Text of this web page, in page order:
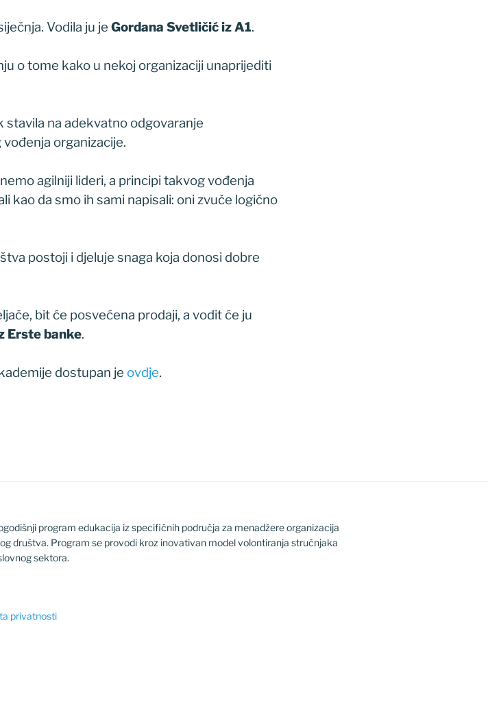
Vodila ju je Gordana Svetličić iz A1.
o tome kako u nekoj organizaciji unaprijediti
na adekvatno odgovaranje
organizacije.
agilniji lideri, a principi takvog vođenja
kao da smo ih sami napisali: oni zvuče logično
postoji i djeluje snaga koja donosi dobre
bit će posvećena prodaji, a vodit će ju
Erste banke.
dostupan je ovdje.
program edukacija iz specifičnih područja za menadžere organizacija
društva. Program se provodi kroz inovativan model volontiranja stručnjaka
sektora.
privatnosti